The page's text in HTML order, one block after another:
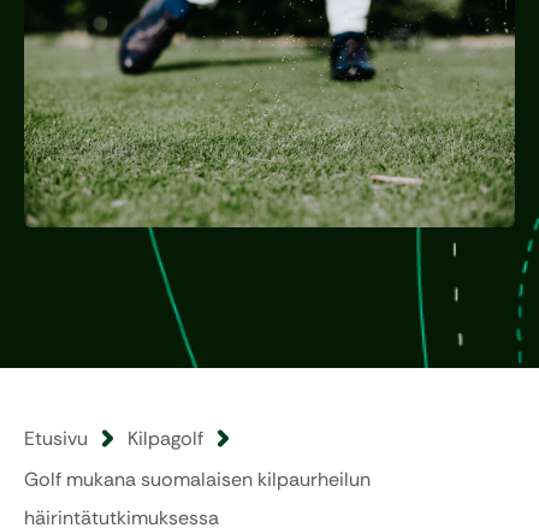
Etusivu
Kilpagolf
Golf mukana suomalaisen kilpaurheilun
häirintätutkimuksessa